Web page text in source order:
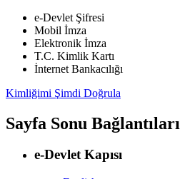
e-Devlet Şifresi
Mobil İmza
Elektronik İmza
T.C. Kimlik Kartı
İnternet Bankacılığı
Kimliğimi Şimdi Doğrula
Sayfa Sonu Bağlantıları
e-Devlet Kapısı